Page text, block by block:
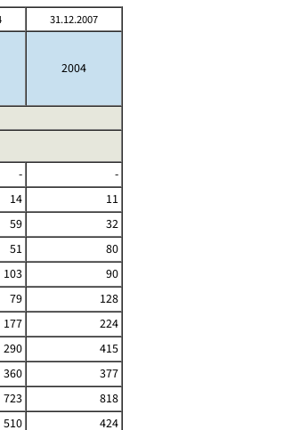
31.12.2007
2004
-
-
14
11
59
32
51
80
103
90
79
128
177
224
290
415
360
377
723
818
510 424